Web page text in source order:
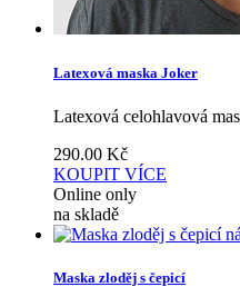
Latexová maska Joker
Latexová celohlavová
290.00 Kč
KOUPIT VÍCE
Online only
na skladě
Maska zloděj s čepicí